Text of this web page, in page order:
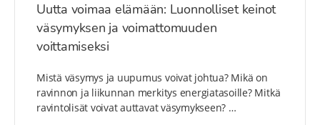
Uutta voimaa elämään: Luonnolliset keinot
väsymyksen ja voimattomuuden
voittamiseksi
Mistä väsymys ja uupumus voivat johtua? Mikä on
ravinnon ja liikunnan merkitys energiatasoille? Mitkä
ravintolisät voivat auttavat väsymykseen? …